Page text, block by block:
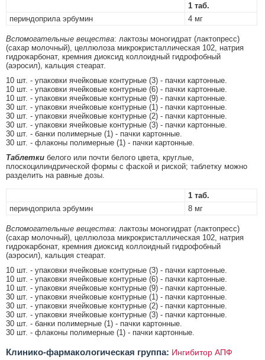
1 таб.
периндоприла эрбумин
4 мг
Вспомогательные вещества: лактозы моногидрат (лактопресс)
(сахар молочный), целлюлоза микрокристаллическая 102, натрия
гидрокарбонат, кремния диоксид коллоидный гидрофобный
(аэросил), кальция стеарат.
10 шт. - упаковки ячейковые контурные (3) - пачки картонные.
10 шт. - упаковки ячейковые контурные (6) - пачки картонные.
10 шт. - упаковки ячейковые контурные (9) - пачки картонные.
30 шт. - упаковки ячейковые контурные (1) - пачки картонные.
30 шт. - упаковки ячейковые контурные (2) - пачки картонные.
30 шт. - упаковки ячейковые контурные (3) - пачки картонные.
30 шт. - банки полимерные (1) - пачки картонные.
30 шт. - флаконы полимерные (1) - пачки картонные.
Таблетки белого или почти белого цвета, круглые,
плоскоцилиндрической формы с фаской и риской; таблетку можно
разделить на равные дозы.
1 таб.
периндоприла эрбумин
8 мг
Вспомогательные вещества: лактозы моногидрат (лактопресс)
(сахар молочный), целлюлоза микрокристаллическая 102, натрия
гидрокарбонат, кремния диоксид коллоидный гидрофобный
(аэросил), кальция стеарат.
10 шт. - упаковки ячейковые контурные (3) - пачки картонные.
10 шт. - упаковки ячейковые контурные (6) - пачки картонные.
10 шт. - упаковки ячейковые контурные (9) - пачки картонные.
30 шт. - упаковки ячейковые контурные (1) - пачки картонные.
30 шт. - упаковки ячейковые контурные (2) - пачки картонные.
30 шт. - упаковки ячейковые контурные (3) - пачки картонные.
30 шт. - банки полимерные (1) - пачки картонные.
30 шт. - флаконы полимерные (1) - пачки картонные.
Клинико-фармакологическая группа: Ингибитор АПФ